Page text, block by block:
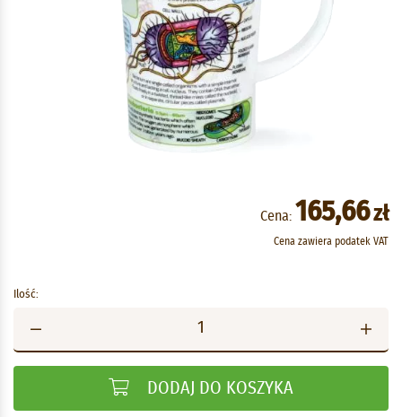
Cena: 165,66zł
Cena zawiera podatek VAT
Ilość:
DODAJ DO KOSZYKA